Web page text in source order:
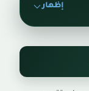
إظهار